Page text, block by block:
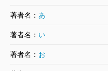
著者名： あ
著者名： い
著者名： お